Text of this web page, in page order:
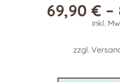
69,90€ –
inkl.
zzgl.